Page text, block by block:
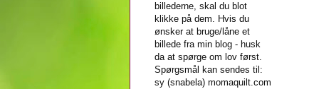
billederne, skal du blot
klikke på dem. Hvis du
ønsker at bruge/låne et
billede fra min blog - husk
da at spørge om lov først.
Spørgsmål kan sendes til:
sy (snabela) momaquilt.com